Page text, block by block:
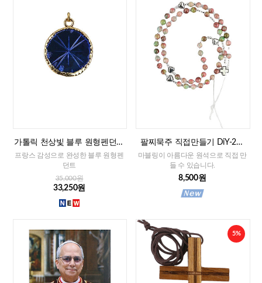
가톨릭 천상빛 블루 원형펜던트
(프랑스)
프랑스 감성으로 완성한 블루 원형펜
던트
35,000원
33,250원
팔찌묵주 직접만들기 DiY-2줄
팔찌묵주 화만옥 4mm
마블링이 아름다운 원석으로 직접 만
들 수 있습니다.
8,500원
5%